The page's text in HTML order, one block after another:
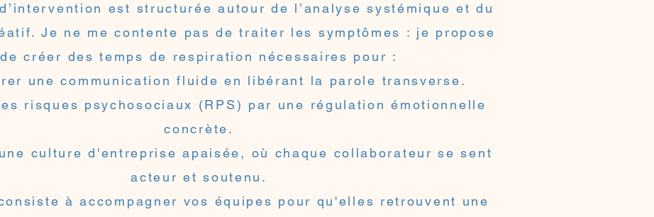
est structurée autour de l’analyse systémique et du
Je ne me contente pas de traiter les symptômes : je propose
de créer des temps de respiration nécessaires pour :
une communication fluide en libérant la parole transverse.
risques psychosociaux (RPS) par une régulation émotionnelle
concrète.
culture d'entreprise apaisée, où chaque collaborateur se sent
acteur et soutenu.
à accompagner vos équipes pour qu'elles retrouvent une